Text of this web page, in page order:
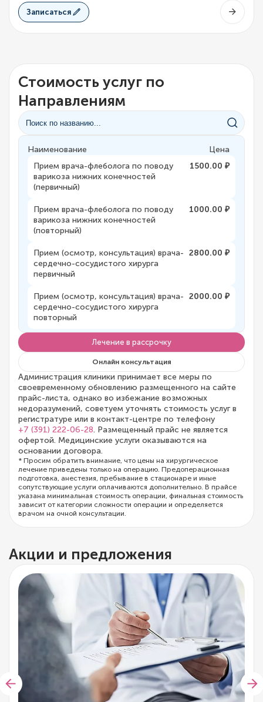
Записаться
Стоимость услуг по
Направлениям
Наименование
Цена
Прием врача-флеболога по поводу
варикоза нижних конечностей
(первичный)
1500.00 ₽
Прием врача-флеболога по поводу
варикоза нижних конечностей
(повторный)
1000.00 ₽
Прием (осмотр, консультация) врача-
сердечно-сосудистого хирурга
первичный
2800.00 ₽
Прием (осмотр, консультация) врача-
сердечно-сосудистого хирурга
повторный
2000.00 ₽
Лечение в рассрочку
Онлайн консультация
Администрация клиники принимает все меры по
своевременному обновлению размещенного на сайте
прайс-листа, однако во избежание возможных
недоразумений, советуем уточнять стоимость услуг в
регистратуре или в контакт-центре по телефону
+7 (391) 222-06-28. Размещенный прайс не является
офертой. Медицинские услуги оказываются на
основании договора.
* Просим обратить внимание, что цены на хирургическое
лечение приведены только на операцию. Предоперационная
подготовка, анестезия, пребывание в стационаре и иные
сопутствующие услуги оплачиваются дополнительно. В прайсе
указана минимальная стоимость операции, финальная стоимость
зависит от категории сложности операции и определяется
врачом на очной консультации.
Акции и предложения